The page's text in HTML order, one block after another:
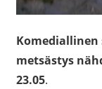
metsästys
23.05.